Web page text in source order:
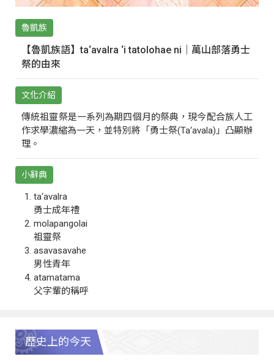
魯凱族
【魯凱族語】ta‘avalra ‘i tatolohae ni｜萬山部落勇士
祭的由來
文化介紹
傳統祖靈祭是一系列為期四個月的祭典，現今配合族人工
作求學濃縮為一天，並特別將「勇士祭(Ta‘avala)」凸顯辦
理。
小辭典
ta‘avalra
勇士成年禮
molapangolai
祖靈祭
asavasavahe
男性青年
atamatama
父字輩的稱呼
歷史上的今天